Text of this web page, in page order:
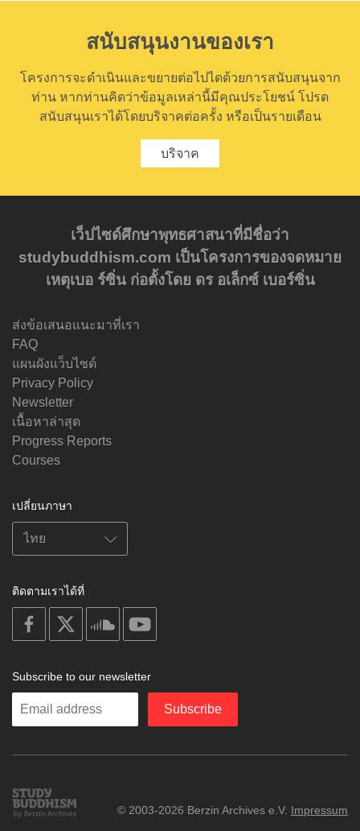
สนับสนุนงานของเรา
โครงการจะดำเนินและขยายต่อไปไดด้วยการสนับสนุนจาก
ท่าน หากท่านคิดว่าข้อมูลเหล่านี้มีคุณประโยชน์ โปรด
สนับสนุนเราได้โดยบริจาคต่อครั้ง หรือเป็นรายเดือน
บริจาค
เว็ปไซด์ศึกษาพุทธศาสนาที่มีชื่อว่า
studybuddhism.com เป็นโครงการของจดหมาย
เหตุเบอ ร์ซิ่น ก่อตั้งโดย ดร อเล็กซ์ เบอร์ซิ่น
ส่งข้อเสนอแนะมาที่เรา
FAQ
แผนผังแว็บไซด์
Privacy Policy
Newsletter
เนื้อหาล่าสุด
Progress Reports
Courses
เปลี่ยนภาษา
ติดตามเราได้ที่
on
facebook
soundcloud
Subscribe to our newsletter
Enter
Subscribe
Study
Buddhism
© 2003-2026 Berzin Archives e.V. Impressum